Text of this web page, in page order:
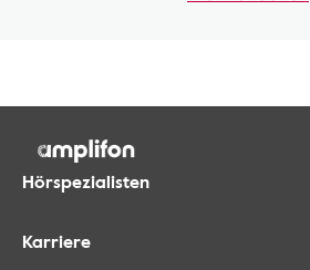
Hörspezialisten
Karriere